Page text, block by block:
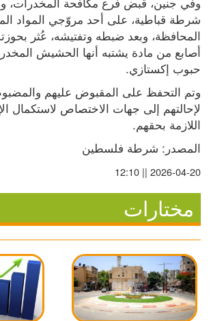
حبوب إكستازي.
اللازمة بحقهم.
المصدر: شرطة فلسطين
2026-04-20 || 12:10
مختارات